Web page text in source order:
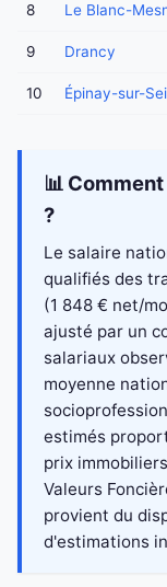
8 Le Blanc-
9 Drancy
10 Épinay-sur-
📊
?
Le salaire
qualifiés des
(1 848 € net/
ajusté par un
salariaux
moyenne
estimés
prix
Valeurs
provient du
d'estimations